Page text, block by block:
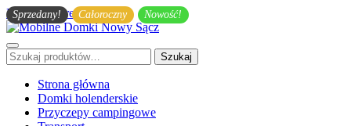
Przejdź do treści głównej
Szukaj: Szukaj
Strona główna
Domki holenderskie
Przyczepy campingowe
Sprzedany! Całoroczny Nowość!